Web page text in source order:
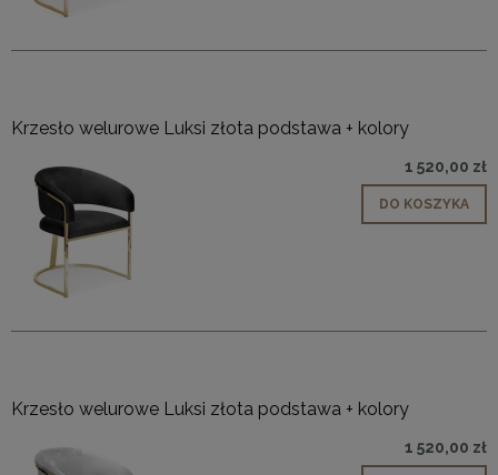
Krzesło welurowe Luksi złota podstawa + kolory
1 520,00 zł
DO KOSZYKA
Krzesło welurowe Luksi złota podstawa + kolory
1 520,00 zł